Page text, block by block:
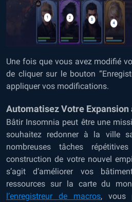
Une fois que vous avez modifié
de cliquer sur le bouton
appliquer vos modifications.
Automatisez Votre Expansion
Bâtir Insomnia peut être une
souhaitez redonner à la ville
nombreuses tâches
construction de votre nouvel
s’agit d’améliorer vos
ressources sur la carte du
l’enregistreur de macros, vous